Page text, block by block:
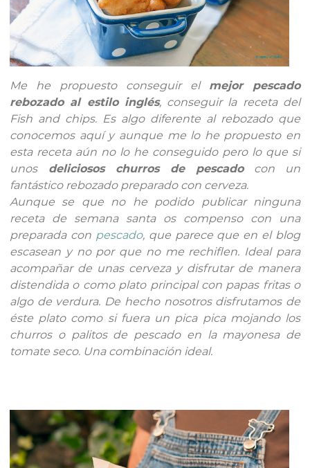
Me he propuesto conseguir el mejor pescado
rebozado al estilo inglés, conseguir la receta del
Fish and chips. Es algo diferente al rebozado que
conocemos aquí y aunque me lo he propuesto en
esta receta aún no lo he conseguido pero lo que si
unosdeliciosos churros de pescadocon un
fantástico rebozado preparado con cerveza.
Aunque se que no he podido publicar ninguna
receta de semana santa os compenso con una
preparada conpescado, que parece que en el blog
escasean y no por que no me rechiflen. Ideal para
acompañar de unas cerveza y disfrutar de manera
distendida o como plato principal con papas fritas o
algo de verdura. De hecho nosotros disfrutamos de
éste plato como si fuera un pica pica mojando los
churros o palitos de pescado en la mayonesa de
tomate seco. Una combinación ideal.